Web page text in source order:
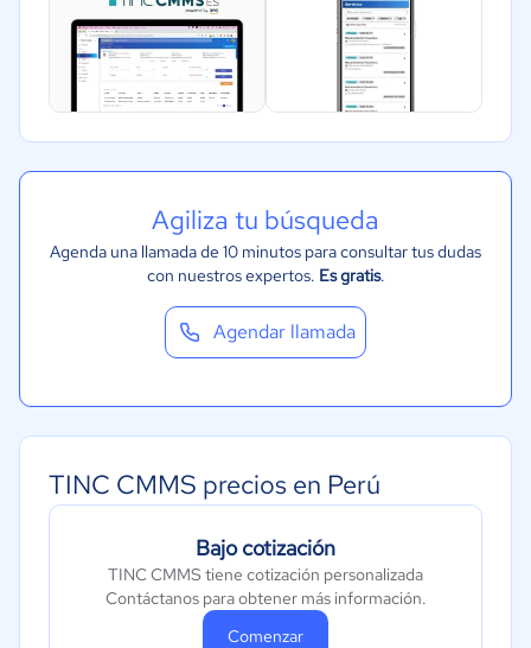
Agiliza tu búsqueda
Agenda una llamada de 10 minutos para consultar tus dudas
con nuestros expertos. Es gratis.
Agendar llamada
TINC CMMS precios en Perú
Bajo cotización
TINC CMMS tiene cotización personalizada
Contáctanos para obtener más información.
Comenzar